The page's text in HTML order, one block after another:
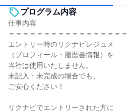
プログラム内容
仕事内容
＝＝＝＝＝＝＝＝＝＝＝＝＝＝＝＝＝
エントリー時のリクナビレジュメ
（プロフィール・履歴書情報）を
当社は使用いたしません。
未記入・未完成の場合でも、
ご安心ください！
リクナビでエントリーされた方に